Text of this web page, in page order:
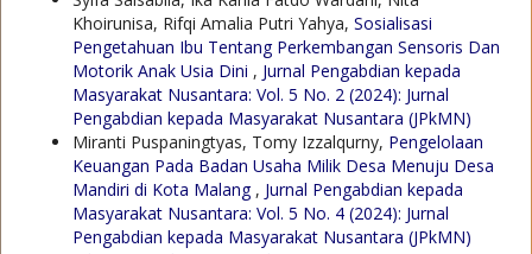
Khoirunisa, Rifqi Amalia Putri Yahya, Sosialisasi
Pengetahuan Ibu Tentang Perkembangan Sensoris Dan
Motorik Anak Usia Dini , Jurnal Pengabdian kepada
Masyarakat Nusantara: Vol. 5 No. 2 (2024): Jurnal
Pengabdian kepada Masyarakat Nusantara (JPkMN)
Miranti Puspaningtyas, Tomy Izzalqurny, Pengelolaan
Keuangan Pada Badan Usaha Milik Desa Menuju Desa
Mandiri di Kota Malang , Jurnal Pengabdian kepada
Masyarakat Nusantara: Vol. 5 No. 4 (2024): Jurnal
Pengabdian kepada Masyarakat Nusantara (JPkMN)